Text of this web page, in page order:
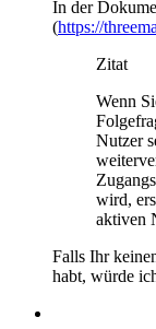
In der
(https://
Zitat
Wenn
Nutzer
wird,
aktiven
Falls Ihr
habt, würde